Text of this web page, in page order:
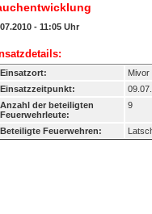
- 11:05 Uhr
Einsatzort:
Mivor
Einsatzzeitpunkt:
Anzahl der beteiligten
Feuerwehrleute:
9
Beteiligte Feuerwehren: